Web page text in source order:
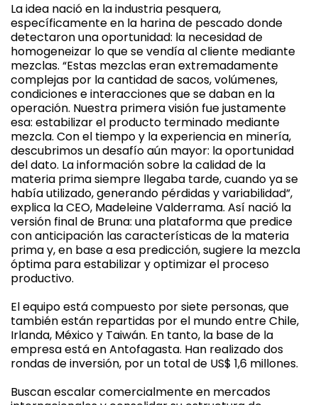
La idea nació en la industria pesquera,
específicamente en la harina de pescado donde
detectaron una oportunidad: la necesidad de
homogeneizar lo que se vendía al cliente mediante
mezclas. “Estas mezclas eran extremadamente
complejas por la cantidad de sacos, volúmenes,
condiciones e interacciones que se daban en la
operación. Nuestra primera visión fue justamente
esa: estabilizar el producto terminado mediante
mezcla. Con el tiempo y la experiencia en minería,
descubrimos un desafío aún mayor: la oportunidad
del dato. La información sobre la calidad de la
materia prima siempre llegaba tarde, cuando ya se
había utilizado, generando pérdidas y variabilidad”,
explica la CEO, Madeleine Valderrama. Así nació la
versión final de Bruna: una plataforma que predice
con anticipación las características de la materia
prima y, en base a esa predicción, sugiere la mezcla
óptima para estabilizar y optimizar el proceso
productivo.
El equipo está compuesto por siete personas, que
también están repartidas por el mundo entre Chile,
Irlanda, México y Taiwán. En tanto, la base de la
empresa está en Antofagasta. Han realizado dos
rondas de inversión, por un total de US$ 1,6 millones.
Buscan escalar comercialmente en mercados